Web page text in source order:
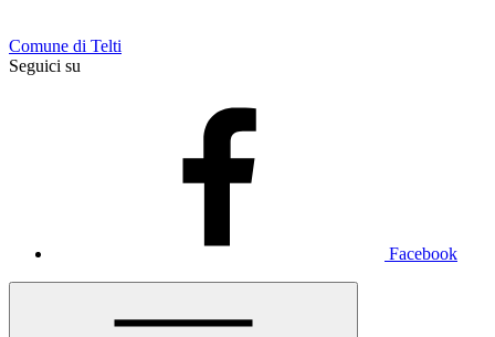
Comune di Telti
Seguici su
Facebook